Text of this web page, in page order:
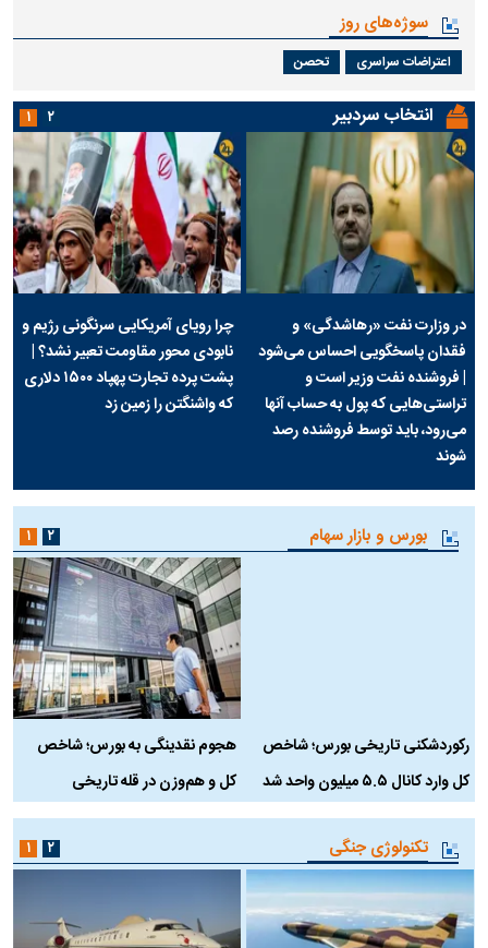
سوژه‌های روز
اعتراضات سراسری تحصن
انتخاب سردبیر
در وزارت نفت «رهاشدگی» و
فقدان پاسخگویی احساس می‌شود
| فروشنده نفت وزیر است و
تراستی‌هایی که پول به حساب آنها
می‌رود، باید توسط فروشنده رصد
شوند
چرا رویای آمریکایی سرنگونی رژیم و
نابودی محور مقاومت تعبیر نشد؟ |
پشت پرده تجارت پهپاد‌ ۱۵۰۰ دلاری
که واشنگتن را زمین زد
۱ ۲
بورس و بازار سهام
رکوردشکنی تاریخی بورس؛ شاخص
کل وارد کانال ۵.۵ میلیون واحد شد
هجوم نقدینگی به بورس؛ شاخص
کل و هم‌وزن در قله تاریخی
۱ ۲
تکنولوژی جنگی ۱ ۲